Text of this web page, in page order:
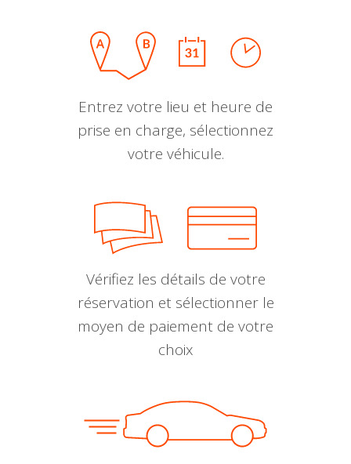
Entrez votre lieu et heure de
prise en charge, sélectionnez
votre véhicule.
Vérifiez les détails de votre
réservation et sélectionner le
moyen de paiement de votre
choix